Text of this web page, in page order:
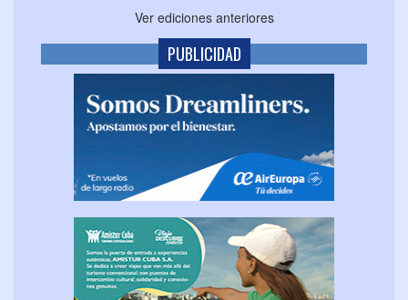
Ver ediciones anteriores
PUBLICIDAD